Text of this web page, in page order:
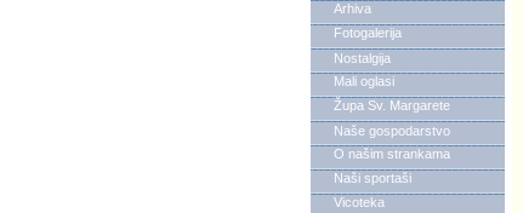
Arhiva
Fotogalerija
Nostalgija
Mali oglasi
Župa Sv. Margarete
Naše gospodarstvo
O našim strankama
Naši sportaši
Vicoteka